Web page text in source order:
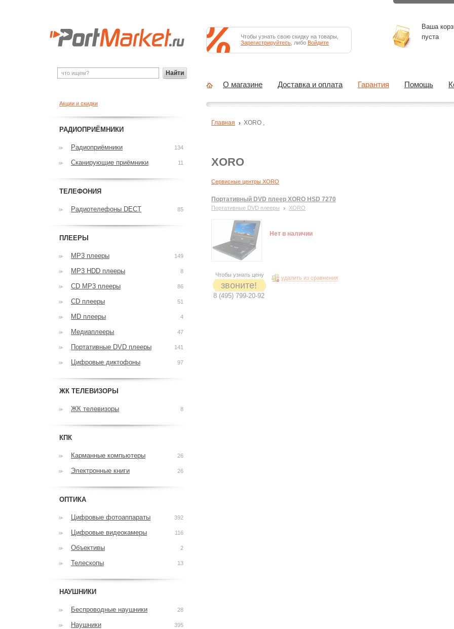
XORO
Сервисные центры XORO
Портативный DVD плеер XORO HSD 7270
Портативные DVD плееры XORO
Нет в наличии
Чтобы узнать цену
звоните!
8 (495) 799-20-92
удалить из сравнения
Главная XORO ,
Акции и скидки
РАДИОПРИЁМНИКИ
Радиоприёмники 134
Сканирующие приёмники 11
ТЕЛЕФОНИЯ
Радиотелефоны DECT 85
ПЛЕЕРЫ
MP3 плееры 149
MP3 HDD плееры 8
CD MP3 плееры 86
CD плееры 51
MD плееры 4
Медиаплееры 47
Портативные DVD плееры 141
Цифровые диктофоны 97
ЖК ТЕЛЕВИЗОРЫ
ЖК телевизоры 8
КПК
Карманные компьютеры 26
Электронные книги 26
ОПТИКА
Цифровые фотоаппараты 392
Цифровые видеокамеры 116
Объективы 2
Телескопы 13
НАУШНИКИ
Беспроводные наушники 28
Наушники 395
Найти
Чтобы узнать свою скидку на товары,
Зарегистрируйтесь , либо Войдите
Ваша
пуста
О магазине Доставка и оплата Гарантия Помощь